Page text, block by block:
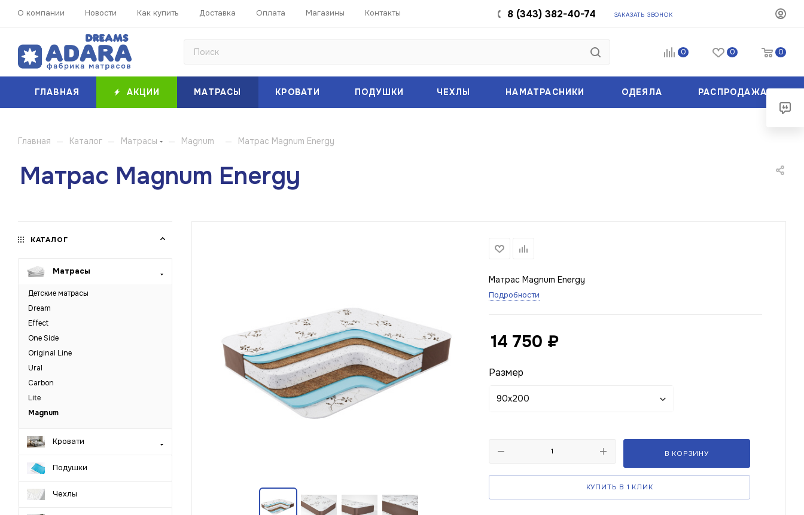
О компании Новости Как купить Доставка Оплата Магазины Контакты 8 (343) 382-40-74 ЗАКАЗАТЬ ЗВОНОК
0 0 0
ГЛАВНАЯ АКЦИИ МАТРАСЫ КРОВАТИ ПОДУШКИ ЧЕХЛЫ НАМАТРАСНИКИ ОДЕЯЛА РАСПРОДАЖА
Главная — Каталог — Матрасы — Magnum — Матрас Magnum Energy
Матрас Magnum Energy
Матрас Magnum Energy
Подробности
14 750 ₽
Размер
90x200
В КОРЗИНУ
КУПИТЬ В 1 КЛИК
КАТАЛОГ
Матрасы
Детские матрасы
Dream
Effect
One Side
Original Line
Ural
Carbon
Lite
Magnum
Кровати
Подушки
Чехлы